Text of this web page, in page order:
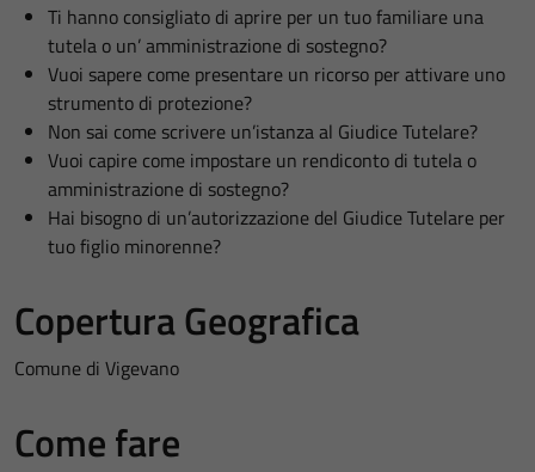
Ti hanno consigliato di aprire per un tuo familiare una
tutela o un’ amministrazione di sostegno?
Vuoi sapere come presentare un ricorso per attivare uno
strumento di protezione?
Non sai come scrivere un’istanza al Giudice Tutelare?
Vuoi capire come impostare un rendiconto di tutela o
amministrazione di sostegno?
Hai bisogno di un’autorizzazione del Giudice Tutelare per
tuo figlio minorenne?
Copertura Geografica
Comune di Vigevano
Come fare